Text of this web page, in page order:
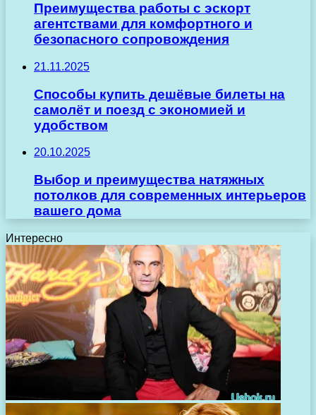
Преимущества работы с эскорт
агентствами для комфортного и
безопасного сопровождения
21.11.2025
Способы купить дешёвые билеты на
самолёт и поезд с экономией и
удобством
20.10.2025
Выбор и преимущества натяжных
потолков для современных интерьеров
вашего дома
Интересно